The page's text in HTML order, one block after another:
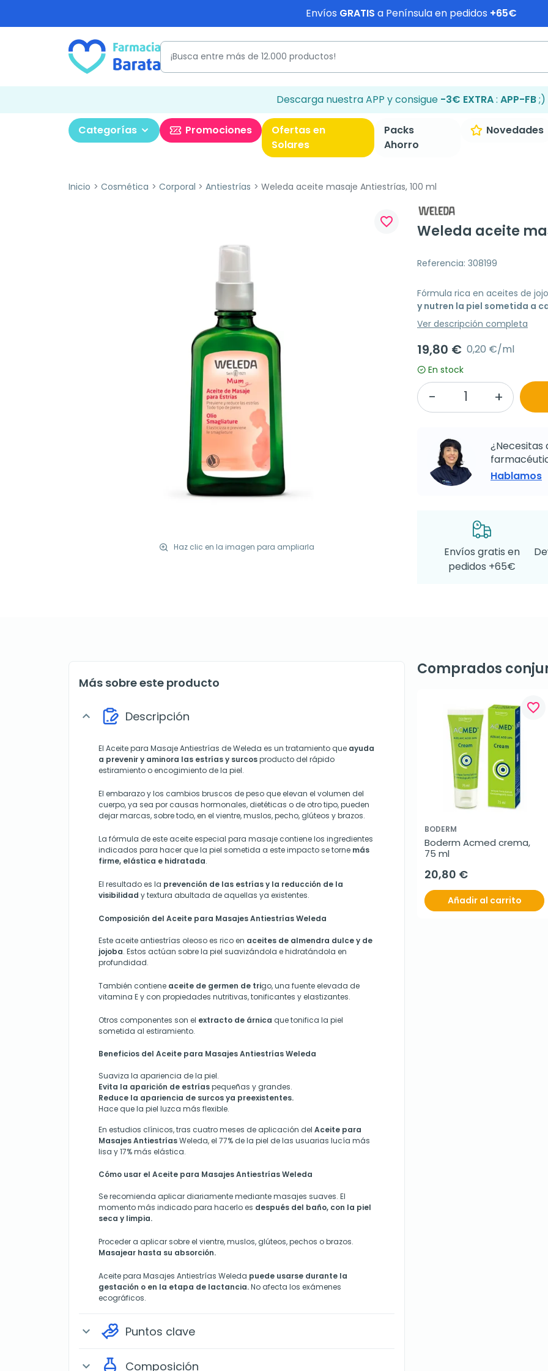
Envíos GRATIS a Península en pedidos +65€
Descarga nuestra APP y consigue -3€ EXTRA: APP-FB;)
Categorías Promociones
Ofertas en
Solares
Packs
Ahorro
Novedades
Inicio Cosmética Corporal Antiestrías Weleda aceite masaje Antiestrías, 100 ml
Haz clic en la imagen para ampliarla
favorite_border
Weleda aceite
Referencia: 308199
Fórmula rica en aceites de
y nutren la piel sometida a
Ver descripción completa
19,80 € 0,20 €/ml
En stock
¿Necesitas
Hablamos
Envíos gratis en
pedidos +65€
Más sobre este producto
expand_more Descripción
El Aceite para Masaje Antiestrías de Weleda es un tratamiento que ayuda
a prevenir y aminora las estrías y surcosproducto del rápido
estiramiento o encogimiento de la piel.
El embarazo y los cambios bruscos de peso que elevan el volumen del
cuerpo, ya sea por causas hormonales, dietéticas o de otro tipo, pueden
dejar marcas, sobre todo, en el vientre, muslos, pecho, glúteos y brazos.
La fórmula de este aceite especial para masaje contiene los ingredientes
indicados para hacer que la piel sometida a este impacto se torne más
firme, elástica e hidratada.
El resultado es la prevención de las estrías y la reducción de la
visibilidad y textura abultada de aquellas ya existentes.
Composición del Aceite para Masajes Antiestrías Weleda
Este aceite antiestrías oleoso es rico en aceites de almendra dulce y de
jojoba. Estos actúan sobre la piel suavizándola e hidratándola en
profundidad.
También contiene aceite de germen de trigo, una fuente elevada de
vitamina E y con propiedades nutritivas, tonificantes y elastizantes.
Otros componentes son el extracto de árnica que tonifica la piel
sometida al estiramiento.
Beneficios del Aceite para Masajes Antiestrías Weleda
Suaviza la apariencia de la piel.
Evita la aparición de estríaspequeñas y grandes.
Reduce la apariencia de surcos ya preexistentes.
Hace que la piel luzca más flexible.
En estudios clínicos, tras cuatro meses de aplicación del Aceite para
Masajes AntiestríasWeleda, el 77% de la piel de las usuarias lucía más
lisa y 17% más elástica.
Cómo usar el Aceite para Masajes Antiestrías Weleda
Se recomienda aplicar diariamente mediante masajes suaves. El
momento más indicado para hacerlo es después del baño, con la piel
seca y limpia.
Proceder a aplicar sobre el vientre, muslos, glúteos, pechos o brazos.
Masajear hasta su absorción.
Aceite para Masajes Antiestrías Weleda puede usarse durante la
gestación o en la etapa de lactancia.No afecta los exámenes
ecográficos.
expand_more Puntos clave
expand_more Composición
Comprados
favorite_border
BODERM
Boderm Acmed crema,
75 ml
20,80 €
Añadir al carrito